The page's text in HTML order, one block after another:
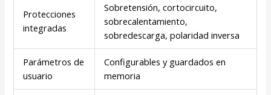
Protecciones
integradas
Sobretensión, cortocircuito,
sobrecalentamiento,
sobredescarga, polaridad inversa
Parámetros de
usuario
Configurables y guardados en
memoria